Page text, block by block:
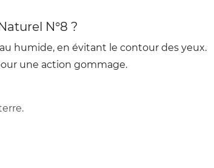
N°8 ?
humide, en évitant le contour des yeux.
une action gommage.